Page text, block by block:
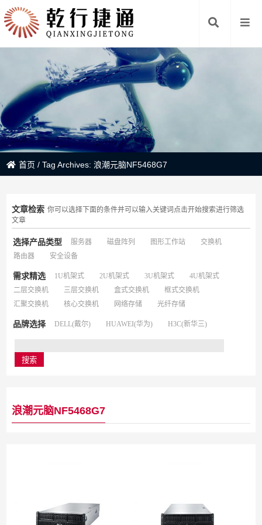
首页 /Tag Archives: 浪潮元脑NF5468G7
文章检索 你可以选择下面的条件并可以输入关键词点击开始搜索进行筛选
文章
选择产品类型 服务器 磁盘阵列 图形工作站
交换机
路由器
安全设备
需求精选 1U机架式 2U机架式 3U机架式
4U机架式
二层交换机
三层交换机 盒式交换机
框式交换机
汇聚交换机
核心交换机 网络存储 光纤存储
品牌选择 DELL(戴尔) HUAWEI(华为) H3C(新华三)
浪潮元脑NF5468G7